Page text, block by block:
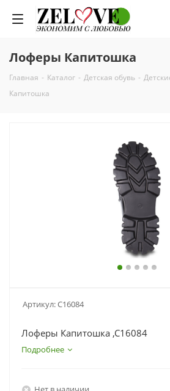
Лоферы Капитошка
Главная - Каталог - Детская обувь -
Капитошка
Артикул:C16084
Лоферы Капитошка ,C16084
Подробнее